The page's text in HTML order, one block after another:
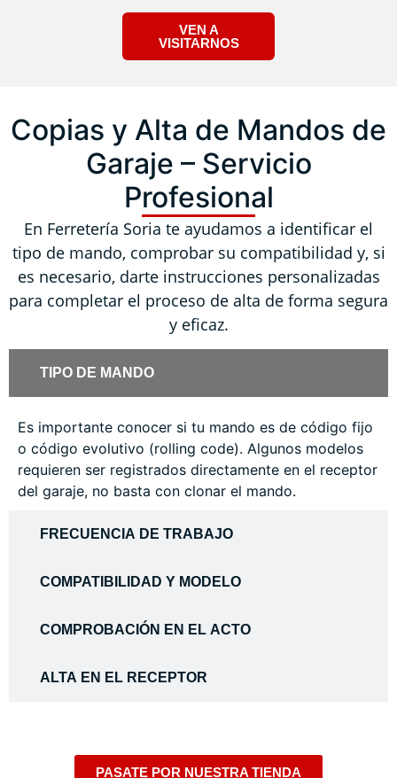
VEN A
VISITARNOS
Copias y Alta de Mandos de
Garaje – Servicio
Profesional
En Ferretería Soria te ayudamos a identificar el
tipo de mando, comprobar su compatibilidad y, si
es necesario, darte instrucciones personalizadas
para completar el proceso de alta de forma segura
y eficaz.
TIPO DE MANDO
FRECUENCIA DE TRABAJO
COMPATIBILIDAD Y MODELO
COMPROBACIÓN EN EL ACTO
ALTA EN EL RECEPTOR
Es importante conocer si tu mando es de código fijo
o código evolutivo (rolling code). Algunos modelos
requieren ser registrados directamente en el receptor
del garaje, no basta con clonar el mando.
PASATE POR NUESTRA TIENDA